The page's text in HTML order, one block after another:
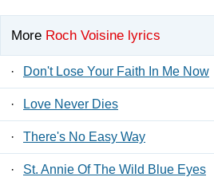
More Roch Voisine lyrics
· Don't Lose Your Faith In Me Now
· Love Never Dies
· There's No Easy Way
· St. Annie Of The Wild Blue Eyes